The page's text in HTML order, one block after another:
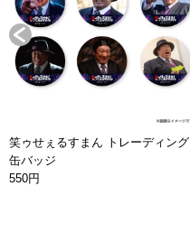
笑ゥせぇるすまん トレーディング
缶バッジ
550円